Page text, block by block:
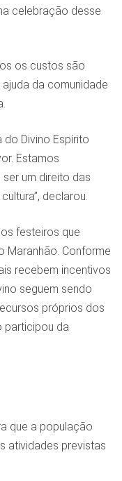
celebração desse
os custos são
da comunidade
do Divino Espírito
Estamos
um direito das
declarou.
festeiros que
Maranhão. Conforme
recebem incentivos
seguem sendo
próprios dos
participou da
que a população
atividades previstas